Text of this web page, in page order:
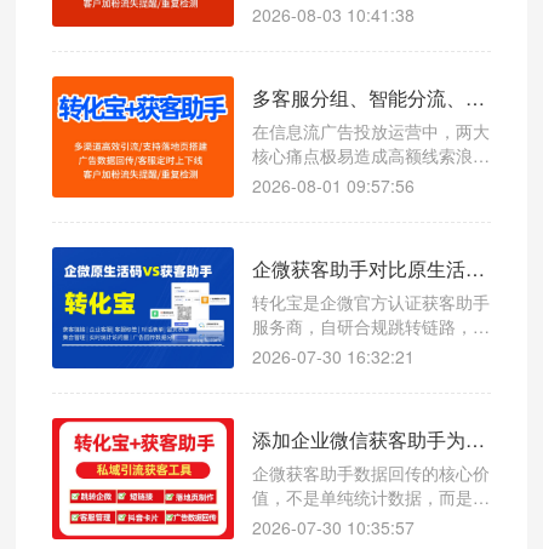
行业困境：抖音、小红书、本地
店量看似稳定增长，但各渠道真
清。最常见的问题就是跨渠道客
源归属混乱：抖音付费推流的客
户被销售随手登记为朋友介绍，
小红书种草引流的客源被归类为
2026-08-03 10:41:38
多客服分组、智能分流、客户自动打标完整设置步骤
在信息流广告投放运营中，两大
核心痛点极易造成高额线索浪
费：一是客服分配无规则、流量
待过载、部分客服空岗闲置，同
漏接；二是客户来源无溯源、渠
道数据混乱，无法区分抖音、快
手、小红书等不同投放计划的线
索质量，复盘优化无依据、转化
2026-08-01 09:57:56
企微获客助手对比原生活码，转化宝1 秒唤起企微添加页面
转化宝是企微官方认证获客助手
服务商，自研合规跳转链路，一
键生成全域广告加粉短链，1 秒
粉转化率。 支持 JS/API 双模式
开口、流失客户数据实时同步至
抖音、百度、腾讯等广告后台，
优化投放模型、降低获客成本
2026-07-30 16:32:21
添加企业微信获客助手为什么需要数据回传？
企微获客助手数据回传的核心价
值，不是单纯统计数据，而是用
真实用户行为持续校准广告模
2026-07-30 10:35:57